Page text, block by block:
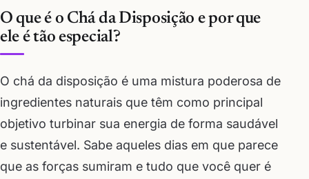
O que é o Chá da Disposição e por que
ele é tão especial?
O chá da disposição é uma mistura poderosa de
ingredientes naturais que têm como principal
objetivo turbinar sua energia de forma saudável
e sustentável. Sabe aqueles dias em que parece
que as forças sumiram e tudo que você quer é